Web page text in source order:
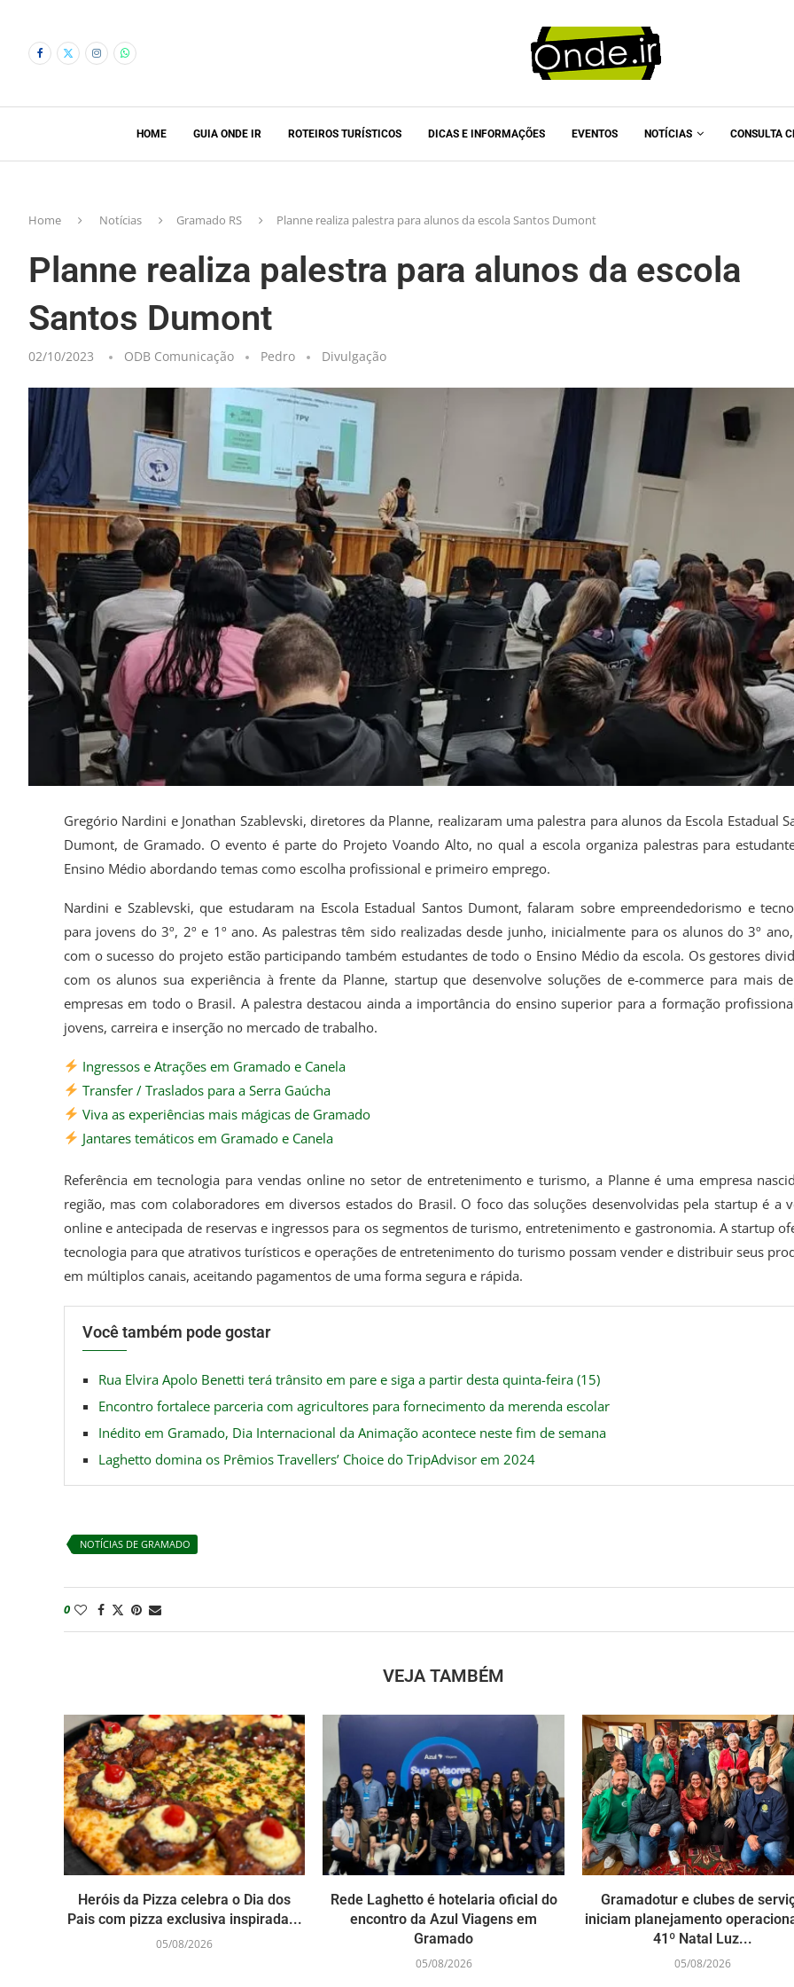
HOME GUIA ONDE IR ROTEIROS TURÍSTICOS DICAS E INFORMAÇÕES EVENTOS NOTÍCIAS CONSULTA
Home Notícias Gramado RS Planne realiza palestra para alunos da escola Santos Dumont
Planne realiza palestra para alunos da escola
Santos Dumont
02/10/2023 ODB Comunicação Pedro Divulgação
Gregório Nardini e Jonathan Szablevski, diretores da Planne, realizaram uma palestra para alunos da Escola Estadual
Dumont, de Gramado. O evento é parte do Projeto Voando Alto, no qual a escola organiza palestras para
Ensino Médio abordando temas como escolha profissional e primeiro emprego.
Nardini e Szablevski, que estudaram na Escola Estadual Santos Dumont, falaram sobre empreendedorismo e
para jovens do 3º, 2º e 1º ano. As palestras têm sido realizadas desde junho, inicialmente para os alunos do 3º
com o sucesso do projeto estão participando também estudantes de todo o Ensino Médio da escola. Os gestores
com os alunos sua experiência à frente da Planne, startup que desenvolve soluções de e-commerce para mais
empresas em todo o Brasil. A palestra destacou ainda a importância do ensino superior para a formação
jovens, carreira e inserção no mercado de trabalho.
Ingressos e Atrações em Gramado e Canela
Transfer / Traslados para a Serra Gaúcha
Viva as experiências mais mágicas de Gramado
Jantares temáticos em Gramado e Canela
Referência em tecnologia para vendas online no setor de entretenimento e turismo, a Planne é uma empresa
região, mas com colaboradores em diversos estados do Brasil. O foco das soluções desenvolvidas pela startup é a
online e antecipada de reservas e ingressos para os segmentos de turismo, entretenimento e gastronomia. A startup
tecnologia para que atrativos turísticos e operações de entretenimento do turismo possam vender e distribuir seus
em múltiplos canais, aceitando pagamentos de uma forma segura e rápida.
Você também pode gostar
Rua Elvira Apolo Benetti terá trânsito em pare e siga a partir desta quinta-feira (15)
Encontro fortalece parceria com agricultores para fornecimento da merenda escolar
Inédito em Gramado, Dia Internacional da Animação acontece neste fim de semana
Laghetto domina os Prêmios Travellers’ Choice do TripAdvisor em 2024
NOTÍCIAS DE GRAMADO
0
VEJA TAMBÉM
Heróis da Pizza celebra o Dia dos
Pais com pizza exclusiva inspirada...
05/08/2026
Rede Laghetto é hotelaria oficial do
encontro da Azul Viagens em
Gramado
05/08/2026
Gramadotur e clubes de
iniciam planejamento
41º Natal Luz...
05/08/2026